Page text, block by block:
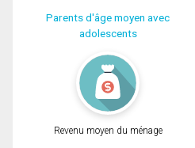
Parents d'âge moyen avec
adolescents
Revenu moyen du ménage